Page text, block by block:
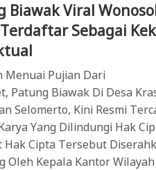
Biawak Viral
Sebagai
Menuai Pujian Dari
Patung Biawak Di Desa
Selomerto, Kini Resmi
Yang Dilindungi Hak
Hak Cipta Tersebut
Oleh Kepala Kantor Wilayah